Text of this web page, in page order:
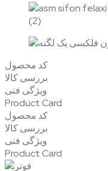
کد محصول
بررسی کالا
ویژگی فنی
Product Card
کد محصول
بررسی کالا
ویژگی فنی
Product Card